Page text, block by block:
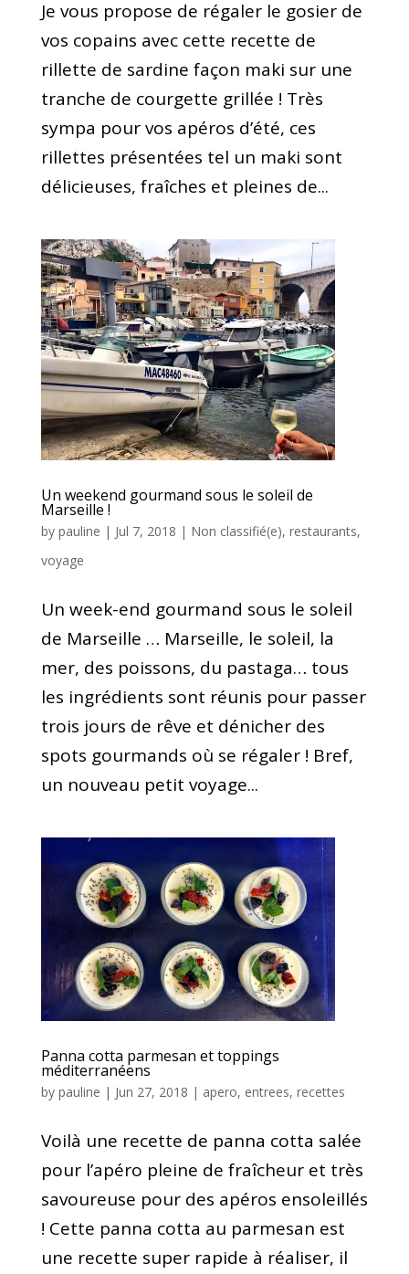
Je vous propose de régaler le gosier de
vos copains avec cette recette de
rillette de sardine façon maki sur une
tranche de courgette grillée ! Très
sympa pour vos apéros d’été, ces
rillettes présentées tel un maki sont
délicieuses, fraîches et pleines de...
Un weekend gourmand sous le soleil de
Marseille !
by pauline | Jul 7, 2018 | Non classifié(e), restaurants,
voyage
Un week-end gourmand sous le soleil
de Marseille … Marseille, le soleil, la
mer, des poissons, du pastaga… tous
les ingrédients sont réunis pour passer
trois jours de rêve et dénicher des
spots gourmands où se régaler ! Bref,
un nouveau petit voyage...
Panna cotta parmesan et toppings
méditerranéens
by pauline | Jun 27, 2018 | apero, entrees, recettes
Voilà une recette de panna cotta salée
pour l’apéro pleine de fraîcheur et très
savoureuse pour des apéros ensoleillés
! Cette panna cotta au parmesan est
une recette super rapide à réaliser, il